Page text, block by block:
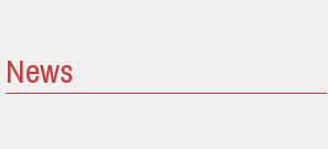
News